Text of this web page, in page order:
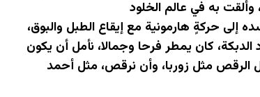
حركةٍ هارمونية مع إيقاع الطبل والبوق،
كان يمطر فرحا وجمالا، نأمل أن يكون
الرقص مثل زوربا، وأن نرقص، مثل أحمد